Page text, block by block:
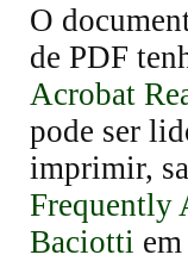
O
de PDF
Acrobat
pode ser
imprimir,
Frequently
Baciotti